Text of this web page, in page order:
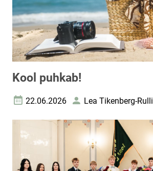
Kool puhkab!
Loomise kuupäev
22.06.2026 AutorLea Tikenberg-Rulli